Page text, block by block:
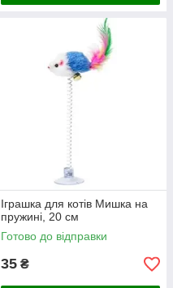
Іграшка для котів Мишка на
пружині, 20 см
Готово до відправки
35 ₴